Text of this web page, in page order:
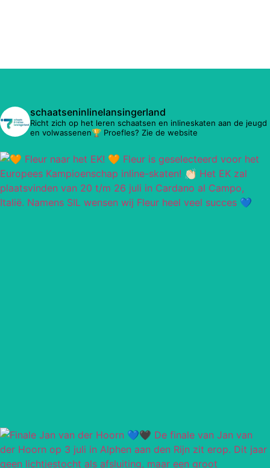
schaatseninlinelansingerland
Richt zich op het leren schaatsen en inlineskaten aan de jeugd
en volwassenen🏆 Proefles? Zie de website